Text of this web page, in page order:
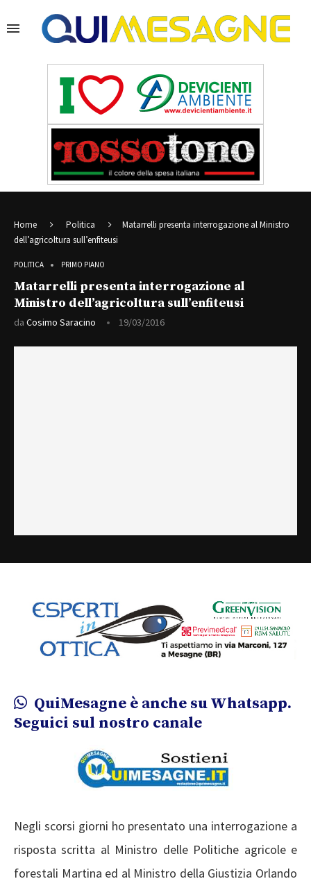
Home Politica
Matarrelli presenta interrogazione al Ministro
dell’agricoltura sull’enfiteusi
POLITICA PRIMO PIANO
Matarrelli presenta interrogazione al
Ministro dell’agricoltura sull’enfiteusi
da Cosimo Saracino 19/03/2016
QuiMesagne è anche su Whatsapp.
Seguici sul nostro canale
Negli scorsi giorni ho presentato una interrogazione a
risposta scritta al Ministro delle Politiche agricole e
forestali Martina ed al Ministro della Giustizia Orlando